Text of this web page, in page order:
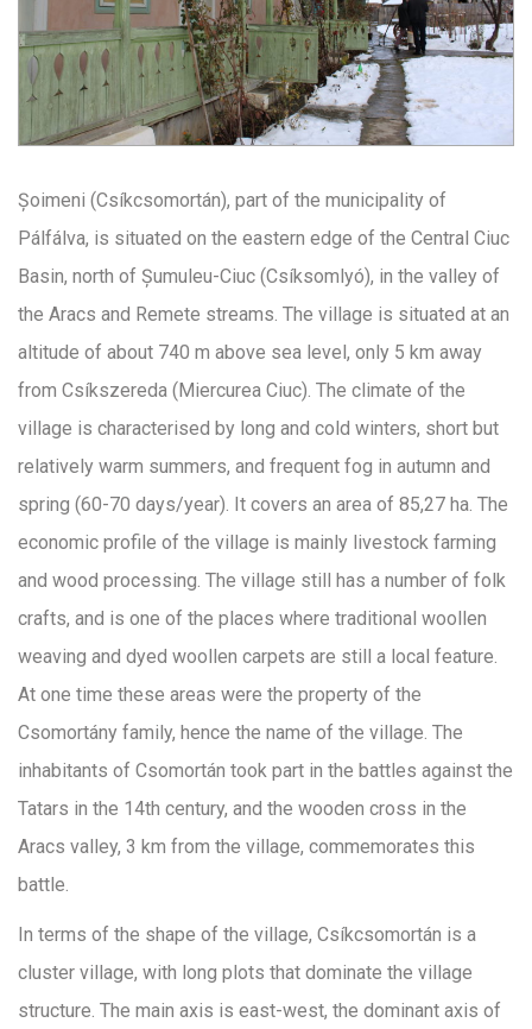
Șoimeni (Csíkcsomortán), part of the municipality of
Pálfálva, is situated on the eastern edge of the Central Ciuc
Basin, north of Șumuleu-Ciuc (Csíksomlyó), in the valley of
the Aracs and Remete streams. The village is situated at an
altitude of about 740 m above sea level, only 5 km away
from Csíkszereda (Miercurea Ciuc). The climate of the
village is characterised by long and cold winters, short but
relatively warm summers, and frequent fog in autumn and
spring (60-70 days/year). It covers an area of 85,27 ha. The
economic profile of the village is mainly livestock farming
and wood processing. The village still has a number of folk
crafts, and is one of the places where traditional woollen
weaving and dyed woollen carpets are still a local feature.
At one time these areas were the property of the
Csomortány family, hence the name of the village. The
inhabitants of Csomortán took part in the battles against the
Tatars in the 14th century, and the wooden cross in the
Aracs valley, 3 km from the village, commemorates this
battle.
In terms of the shape of the village, Csíkcsomortán is a
cluster village, with long plots that dominate the village
structure. The main axis is east-west, the dominant axis of